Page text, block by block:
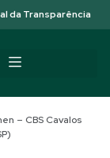
da Transparência
– CBS Cavalos